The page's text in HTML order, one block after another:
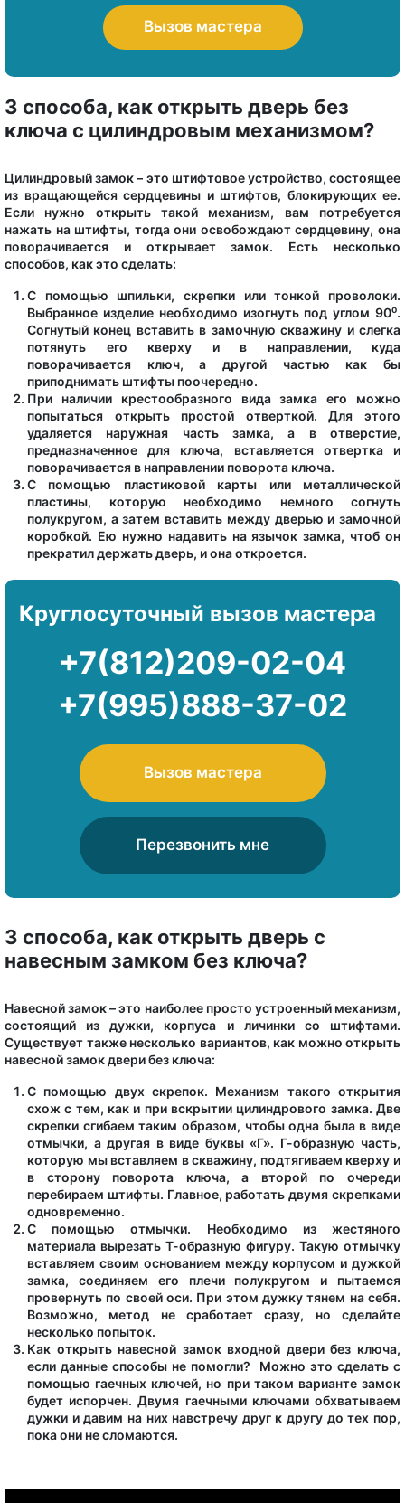
Вызов мастера
3 способа, как открыть дверь без
ключа с цилиндровым механизмом?
Цилиндровый замок – это штифтовое устройство, состоящее
из вращающейся сердцевины и штифтов, блокирующих ее.
Если нужно открыть такой механизм, вам потребуется
нажать на штифты, тогда они освобождают сердцевину, она
поворачивается и открывает замок. Есть несколько
способов, как это сделать:
С помощью шпильки, скрепки или тонкой проволоки.
Выбранное изделие необходимо изогнуть под углом 90⁰.
Согнутый конец вставить в замочную скважину и слегка
потянуть его кверху и в направлении, куда
поворачивается ключ, а другой частью как бы
приподнимать штифты поочередно.
При наличии крестообразного вида замка его можно
попытаться открыть простой отверткой. Для этого
удаляется наружная часть замка, а в отверстие,
предназначенное для ключа, вставляется отвертка и
поворачивается в направлении поворота ключа.
С помощью пластиковой карты или металлической
пластины, которую необходимо немного согнуть
полукругом, а затем вставить между дверью и замочной
коробкой. Ею нужно надавить на язычок замка, чтоб он
прекратил держать дверь, и она откроется.
Круглосуточный вызов мастера
+7(812)209-02-04
+7(995)888-37-02
Вызов мастера
Перезвонить мне
3 способа, как открыть дверь с
навесным замком без ключа?
Навесной замок – это наиболее просто устроенный механизм,
состоящий из дужки, корпуса и личинки со штифтами.
Существует также несколько вариантов, как можно открыть
навесной замок двери без ключа:
С помощью двух скрепок. Механизм такого открытия
схож с тем, как и при вскрытии цилиндрового замка. Две
скрепки сгибаем таким образом, чтобы одна была в виде
отмычки, а другая в виде буквы «Г». Г-образную часть,
которую мы вставляем в скважину, подтягиваем кверху и
в сторону поворота ключа, а второй по очереди
перебираем штифты. Главное, работать двумя скрепками
одновременно.
С помощью отмычки. Необходимо из жестяного
материала вырезать Т-образную фигуру. Такую отмычку
вставляем своим основанием между корпусом и дужкой
замка, соединяем его плечи полукругом и пытаемся
провернуть по своей оси. При этом дужку тянем на себя.
Возможно, метод не сработает сразу, но сделайте
несколько попыток.
Как открыть навесной замок входной двери без ключа,
если данные способы не помогли? Можно это сделать с
помощью гаечных ключей, но при таком варианте замок
будет испорчен. Двумя гаечными ключами обхватываем
дужки и давим на них навстречу друг к другу до тех пор,
пока они не сломаются.